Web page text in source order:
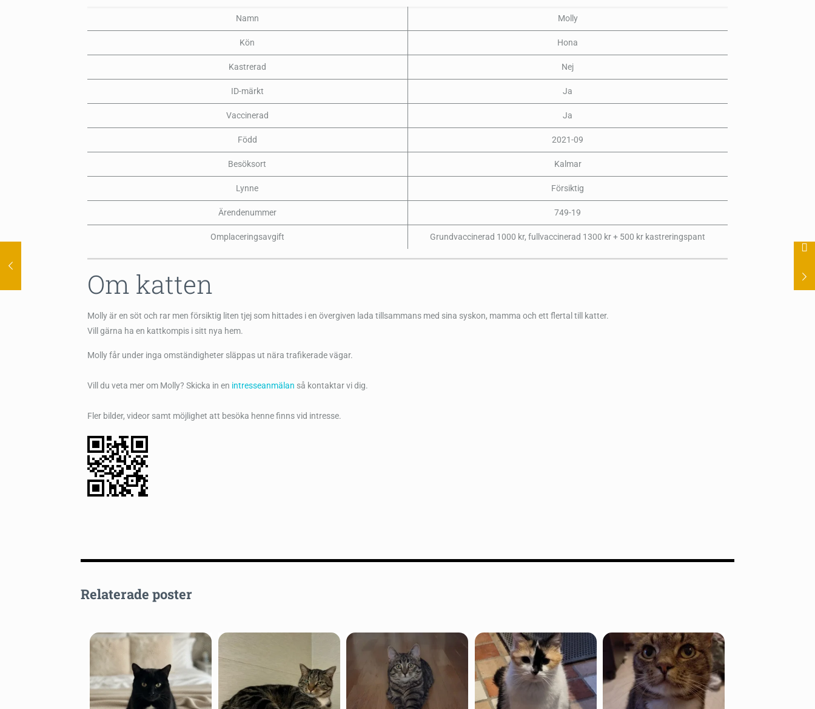
Namn Molly
Kön Hona
Kastrerad Nej
ID-märkt Ja
Vaccinerad Ja
Född 2021-09
Besöksort Kalmar
Lynne Försiktig
Ärendenummer 749-19
Omplaceringsavgift Grundvaccinerad 1000 kr, fullvaccinerad 1300 kr + 500 kr kastreringspant
Om katten
Molly är en söt och rar men försiktig liten tjej som hittades i en övergiven lada tillsammans med sina syskon, mamma och ett flertal till katter.
Vill gärna ha en kattkompis i sitt nya hem.
Molly får under inga omständigheter släppas ut nära trafikerade vägar.
Vill du veta mer om Molly? Skicka in en intresseanmälan så kontaktar vi dig.
Fler bilder, videor samt möjlighet att besöka henne finns vid intresse.
Relaterade poster